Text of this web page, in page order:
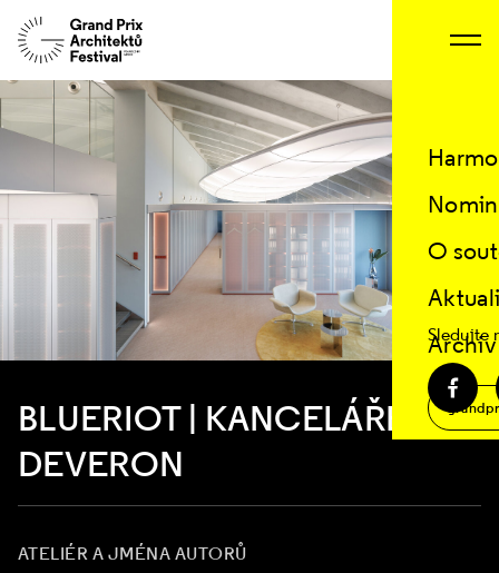
O
Archiv
Sledujte
BLUERIOT | KANCELÁŘE
DEVERON
ATELIÉR A JMÉNA AUTORŮ